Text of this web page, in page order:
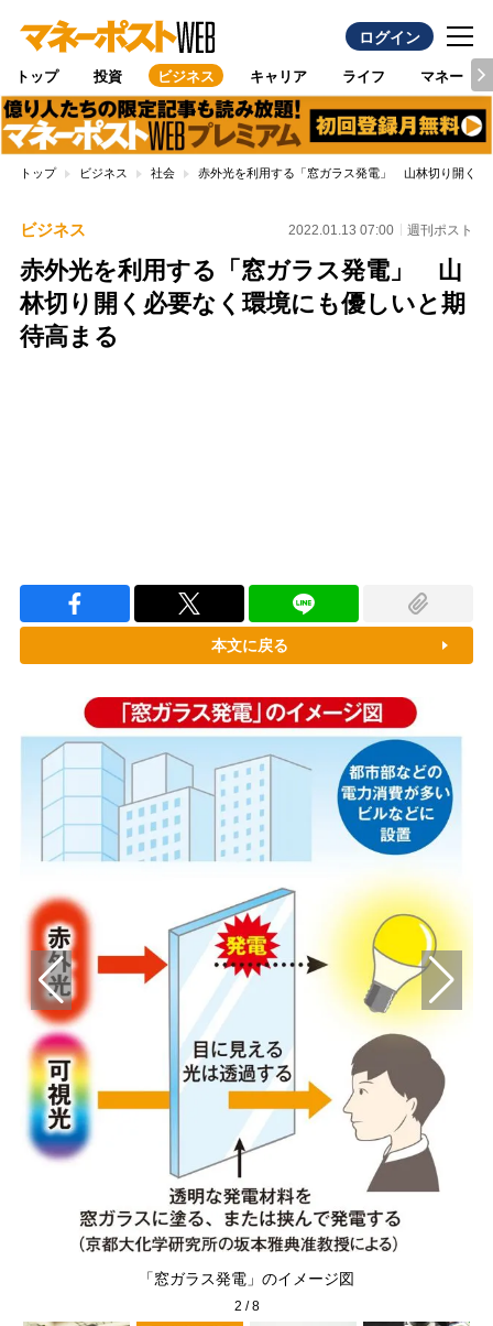
ログイン
トップ 投資 ビジネス キャリア ライフ マネー
トップ ビジネス 社会 赤外光を利用する「窓ガラス発電」 山林切り開く必
ビジネス 2022.01.13 07:00 週刊ポスト
赤外光を利用する「窓ガラス発電」 山
林切り開く必要なく環境にも優しいと期
待高まる
本文に戻る
「窓ガラス発電」のイメージ図
2 /8